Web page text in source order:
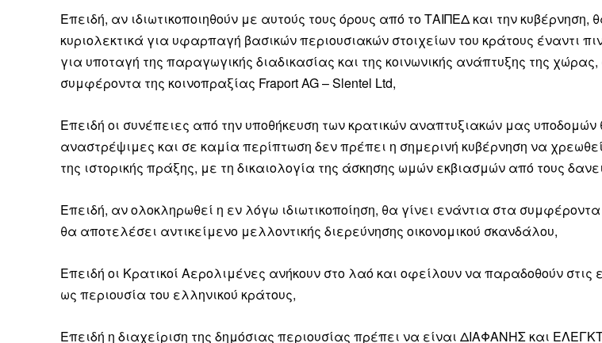
Δεν μπορούν όλοι να πληρώσουν. Και το σεβόμαστε.
Αν βρίσκεσαι σε δύσκολη οικονομική κατάσταση, συνέχισε να
παραμένει προσβάσιμη για όλους.
Αν όμως μπορείς, στήριξέ μας σήμερα. Ορίστε δύο καλοί λόγοι για
Η στήριξή σου ενισχύει άμεσα την ποιότητα και την
Κοστίζει λιγότερο από έναν καφέ και η διαδικασία διαρκεί
Επίλεξε σήμερα να γίνεις συνδρομητής ή δωρητής.
Επειδή, αν ιδιωτικοποιηθούν με αυτούς τους όρους από το ΤΑΙΠΕΔ και την κυβέρνηση,
κυριολεκτικά για υφαρπαγή βασικών περιουσιακών στοιχείων του κράτους έναντι
για υποταγή της παραγωγικής διαδικασίας και της κοινωνικής ανάπτυξης της
συμφέροντα της κοινοπραξίας Fraport AG – Slentel Ltd,
Επειδή οι συνέπειες από την υποθήκευση των κρατικών αναπτυξιακών μας υποδομών
αναστρέψιμες και σε καμία περίπτωση δεν πρέπει η σημερινή κυβέρνηση να
της ιστορικής πράξης, με τη δικαιολογία της άσκησης ωμών εκβιασμών από τους
Επειδή, αν ολοκληρωθεί η εν λόγω ιδιωτικοποίηση, θα γίνει ενάντια στα
θα αποτελέσει αντικείμενο μελλοντικής διερεύνησης οικονομικού σκανδάλου,
Επειδή οι Κρατικοί Αερολιμένες ανήκουν στο λαό και οφείλουν να παραδοθούν στις
ως περιουσία του ελληνικού κράτους,
Επειδή η διαχείριση της δημόσιας περιουσίας πρέπει να είναι ΔΙΑΦΑΝΗΣ και